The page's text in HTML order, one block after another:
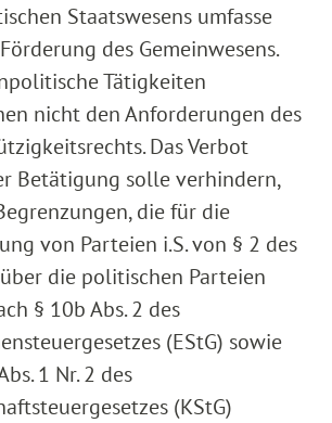
Staatswesens umfasse
des Gemeinwesens.
Tätigkeiten
nicht den Anforderungen des
Das Verbot
Betätigung solle verhindern,
die für die
von Parteien i.S. von § 2 des
über die politischen Parteien
§ 10b Abs. 2 des
(EStG) sowie
1 Nr. 2 des
(KStG)